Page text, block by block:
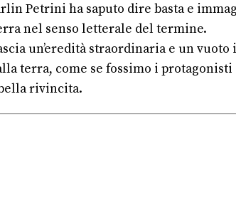
Petrini ha saputo dire basta e
nel senso letterale del termine.
un’eredità straordinaria e un
terra, come se fossimo i
rivincita.